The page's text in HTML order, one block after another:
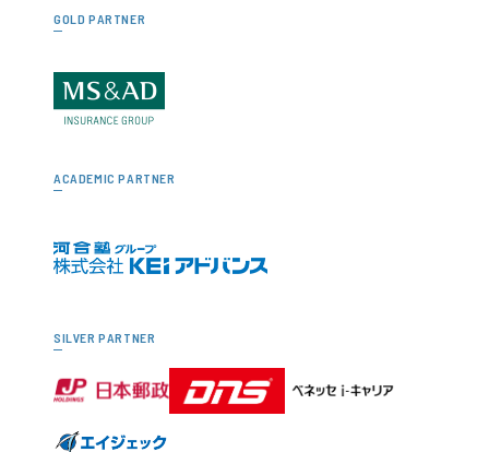
GOLD PARTNER
ACADEMIC PARTNER
SILVER PARTNER